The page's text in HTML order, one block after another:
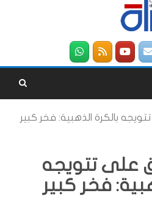
بالكرة الذهبية: فخر كبير
على تتويجه
فخر كبير